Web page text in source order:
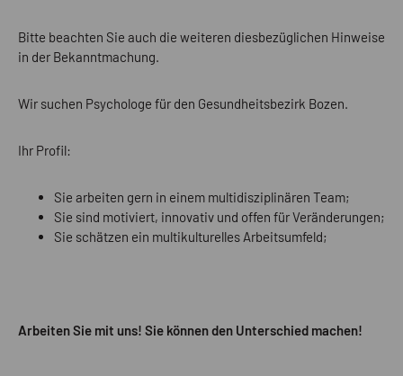
Bitte beachten Sie auch die weiteren diesbezüglichen Hinweise
in der Bekanntmachung.
Wir suchen Psychologe für den Gesundheitsbezirk Bozen.
Ihr Profil:
Sie arbeiten gern in einem multidisziplinären Team;
Sie sind motiviert, innovativ und offen für Veränderungen;
Sie schätzen ein multikulturelles Arbeitsumfeld;
Arbeiten Sie mit uns! Sie können den Unterschied machen!